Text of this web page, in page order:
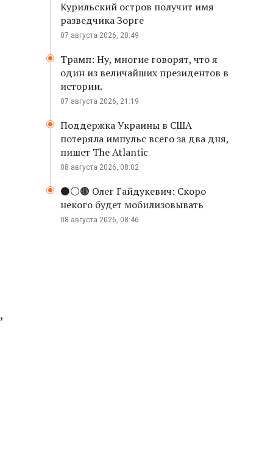
Курильский остров получит имя
разведчика Зорге
07 августа 2026, 20:49
Трамп: Ну, многие говорят, что я
один из величайших президентов в
истории.
07 августа 2026, 21:19
Поддержка Украины в США
потеряла импульс всего за два дня,
пишет The Atlantic
08 августа 2026, 08:02
⚫️⚪️🟤 Олег Гайдукевич: Скоро
некого будет мобилизовывать
08 августа 2026, 08:46